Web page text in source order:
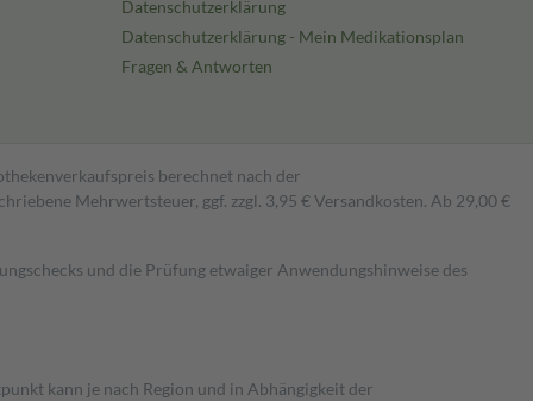
Datenschutzerklärung
Datenschutzerklärung - Mein Medikationsplan
Fragen & Antworten
berechnet nach der
Mehrwertsteuer, ggf. zzgl. 3,95 € Versandkosten. Ab 29,00 €
und die Prüfung etwaiger Anwendungshinweise des
kann je nach Region und in Abhängigkeit der